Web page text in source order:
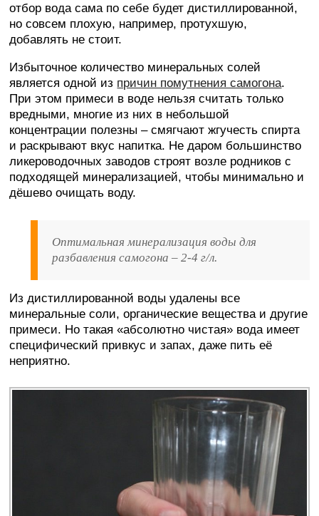
отбор вода сама по себе будет дистиллированной,
но совсем плохую, например, протухшую,
добавлять не стоит.
Избыточное количество минеральных солей
является одной из причин помутнения самогона.
При этом примеси в воде нельзя считать только
вредными, многие из них в небольшой
концентрации полезны – смягчают жгучесть спирта
и раскрывают вкус напитка. Не даром большинство
ликероводочных заводов строят возле родников с
подходящей минерализацией, чтобы минимально и
дёшево очищать воду.
Оптимальная минерализация воды для
разбавления самогона – 2-4 г/л.
Из дистиллированной воды удалены все
минеральные соли, органические вещества и другие
примеси. Но такая «абсолютно чистая» вода имеет
специфический привкус и запах, даже пить её
неприятно.